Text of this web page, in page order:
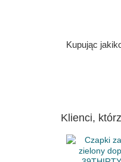
Kupując
Klienci,